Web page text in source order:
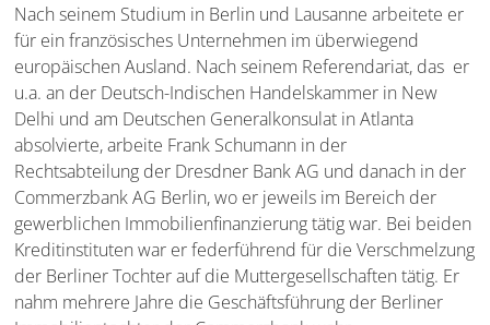
Nach seinem Studium in Berlin und Lausanne arbeitete er
für ein französisches Unternehmen im überwiegend
europäischen Ausland. Nach seinem Referendariat, das er
u.a. an der Deutsch-Indischen Handelskammer in New
Delhi und am Deutschen Generalkonsulat in Atlanta
absolvierte, arbeite Frank Schumann in der
Rechtsabteilung der Dresdner Bank AG und danach in der
Commerzbank AG Berlin, wo er jeweils im Bereich der
gewerblichen Immobilienfinanzierung tätig war. Bei beiden
Kreditinstituten war er federführend für die Verschmelzung
der Berliner Tochter auf die Muttergesellschaften tätig. Er
nahm mehrere Jahre die Geschäftsführung der Berliner